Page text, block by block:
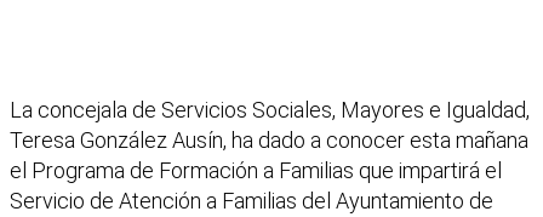
La concejala de Servicios Sociales, Mayores e Igualdad,
Teresa González Ausín, ha dado a conocer esta mañana
el Programa de Formación a Familias que impartirá el
Servicio de Atención a Familias del Ayuntamiento de